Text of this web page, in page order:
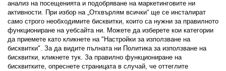
FacebookTwitterYoutubePinterestInstagram
анализ на посещенията и подобряване на маркетинговите ни
активности. При избор на „Отхвърлям всички“ ще се инсталират
само строго необходимитe бисквитки, които са нужни за правилното
функциониране на уебсайта ни. Можете да изберете кои категории
да приемете като кликнете на "Настройки за използване на
бисквитки". За да видите пълната ни Политика за използване на
бисквитки, кликнете тук. За правилно функциониране на
бисквитките, опреснете страницата в случай, че оттеглите